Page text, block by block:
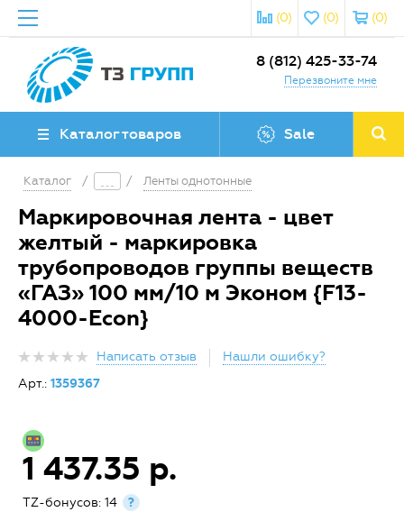
(0)
(0)
(0)
8 (812) 425-33-74
Перезвоните мне
Каталог товаров Sale
Каталог / / Ленты однотонные
Маркировочная лента - цвет
желтый - маркировка
трубопроводов группы веществ
«ГАЗ» 100 мм/10 м Эконом {F13-
4000-Econ}
Написать отзыв
Нашли ошибку?
Арт.: 1359367
1 437.35 р.
TZ-бонусов: 14 ?